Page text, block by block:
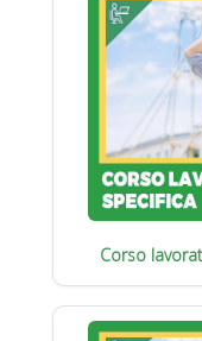
Corso